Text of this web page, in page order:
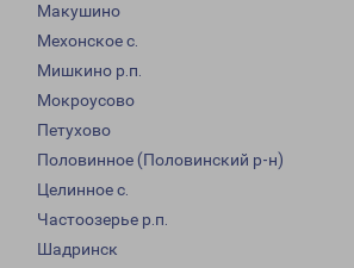
Макушино
Мехонское с.
Мишкино р.п.
Мокроусово
Петухово
Половинное (Половинский р-н)
Целинное с.
Частоозерье р.п.
Шадринск